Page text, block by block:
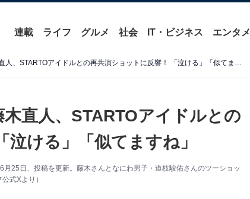
連載 ライフ グルメ 社会 IT・ビジネス エンタメ
「本当に親子に見える」藤木直人、STARTOアイドルとの再共演ショットに反響！ 「泣ける」「似てますね」
木直人、STARTOアイドルとの
ける」「似てますね」
25日、投稿を更新。藤木さんとなにわ男子・道枝駿佑さんのツーショッ
式Xより）